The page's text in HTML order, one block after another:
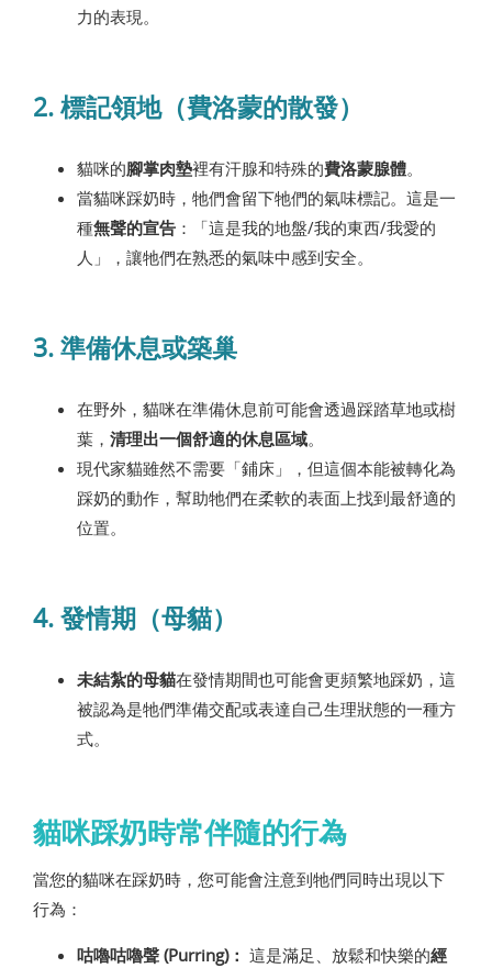
力的表現。
2. 標記領地（費洛蒙的散發）
貓咪的腳掌肉墊裡有汗腺和特殊的費洛蒙腺體。
當貓咪踩奶時，牠們會留下牠們的氣味標記。這是一
種無聲的宣告 ：「這是我的地盤/我的東西/我愛的
人」，讓牠們在熟悉的氣味中感到安全。
3. 準備休息或築巢
在野外，貓咪在準備休息前可能會透過踩踏草地或樹
葉， 清理出一個舒適的休息區域。
現代家貓雖然不需要「鋪床」，但這個本能被轉化為
踩奶的動作，幫助牠們在柔軟的表面上找到最舒適的
位置。
4. 發情期（母貓）
未結紮的母貓在發情期間也可能會更頻繁地踩奶，這
被認為是牠們準備交配或表達自己生理狀態的一種方
式。
貓咪踩奶時常伴隨的行為
當您的貓咪在踩奶時，您可能會注意到牠們同時出現以下
行為：
咕嚕咕嚕聲 (Purring)： 這是滿足、放鬆和快樂的經